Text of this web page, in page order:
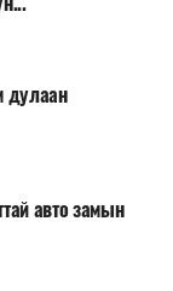
бууруулах,
зугаалга,
зохион
орон тоо бий
төрийн албан
арга
нөхцөл
дулаан
авто замын